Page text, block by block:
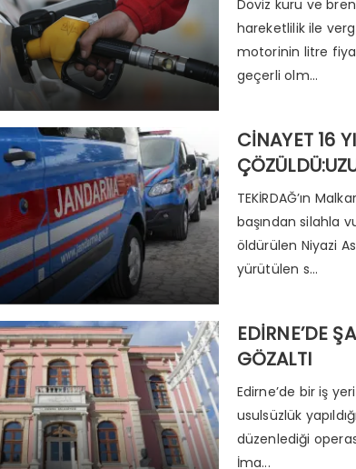
Döviz kuru ve
hareketlilik ile
motorinin litre
geçerli olm...
CİNAYET 16
TUTUKLAMA
TEKİRDAĞ’ın
başından silahla
öldürülen Niyazi
yürütülen s...
EDİRNE’DE
GÖZALTI
Edirne’de bir iş
usulsüzlük
düzenlediği
İma...